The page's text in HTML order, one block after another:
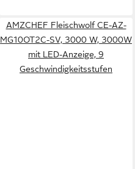
AMZCHEF Fleischwolf CE-AZ-
MG10OT2C-SV, 3000 W, 3000W
mit LED-Anzeige, 9
Geschwindigkeitsstufen